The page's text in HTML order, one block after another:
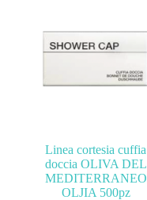
Linea cortesia cuffia
doccia OLIVA DEL
MEDITERRANEO
OLJIA 500pz